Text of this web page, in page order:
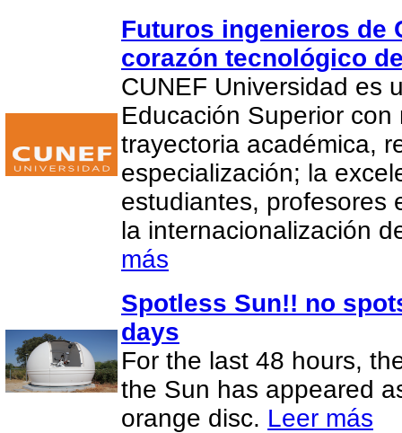
Futuros ingenieros de
corazón tecnológico
CUNEF Universidad es
Educación Superior
trayectoria académica,
especialización; la
estudiantes, profesores
la internacionalización
más
Spotless Sun!! no
days
For the last 48 hours,
the Sun has appeared
orange disc. Leer más